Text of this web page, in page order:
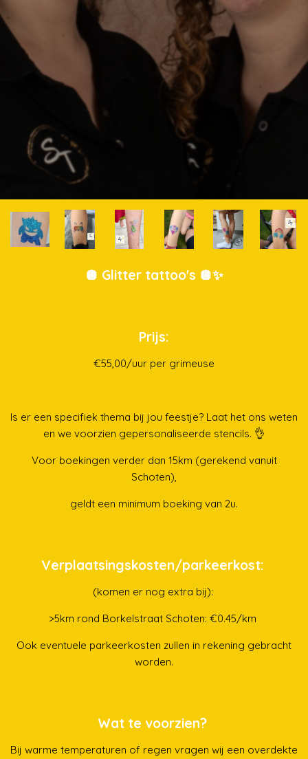
🪩 Glitter tattoo's 🪩✨
Prijs:
€55,00/uur per grimeuse
Is er een specifiek thema bij jou feestje? Laat het ons weten
en we voorzien gepersonaliseerde stencils. 👌
Voor boekingen verder dan 15km (gerekend vanuit
Schoten),
geldt een minimum boeking van 2u.
Verplaatsingskosten/parkeerkost:
(komen er nog extra bij):
>5km rond Borkelstraat Schoten: €0.45/km
Ook eventuele parkeerkosten zullen in rekening gebracht
worden.
Wat te voorzien?
Bij warme temperaturen of regen vragen wij een overdekte